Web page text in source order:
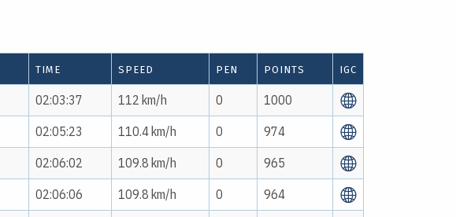
TIME SPEED PEN POINTS IGC
02:03:37 112 km/h 0
1000
02:05:23 110.4 km/h 0
974
02:06:02 109.8 km/h 0
965
02:06:06 109.8 km/h 0
964